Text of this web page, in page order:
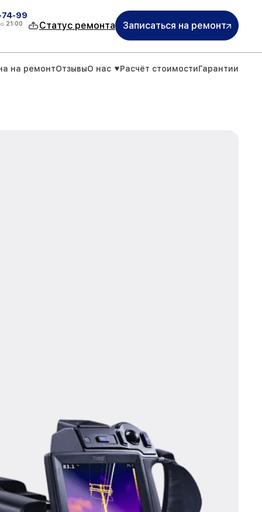
74-99
21:00 Статус ремонта Записаться на ремонт
на ремонтОтзывыО нас Расчёт стоимостиГарантии